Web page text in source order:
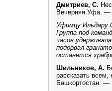
Дмитриев, С.
Вечерняя Уфа. —
Уфимцу Ильдару
Группа под
часов
подорвал
останется
Шильников, А.
рассказать
Башкортостан.